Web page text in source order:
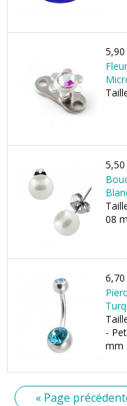
08
-
mm
« Page